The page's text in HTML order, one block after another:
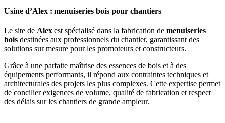
Usine d’Alex : menuiseries bois pour chantiers
Le site de Alex est spécialisé dans la fabrication de menuiseries
bois destinées aux professionnels du chantier, garantissant des
solutions sur mesure pour les promoteurs et constructeurs.
Grâce à une parfaite maîtrise des essences de bois et à des
équipements performants, il répond aux contraintes techniques et
architecturales des projets les plus complexes. Cette expertise permet
de concilier exigences de volume, qualité de fabrication et respect
des délais sur les chantiers de grande ampleur.